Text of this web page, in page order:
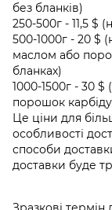
без бланків)
250-500г - 11,5 $
500-1000г - 20 $
маслом або
бланках)
1000-1500г - 30 $
порошок
Це ціни для
особливості
способи
доставки буде